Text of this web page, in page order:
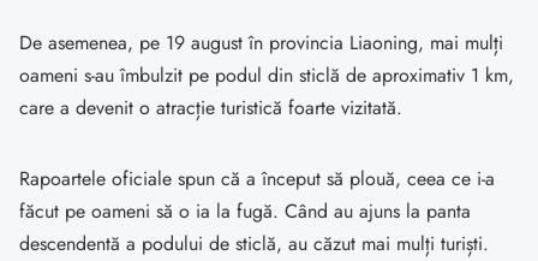
De asemenea, pe 19 august în provincia Liaoning, mai mulți
oameni s-au îmbulzit pe podul din sticlă de aproximativ 1 km,
care a devenit o atracție turistică foarte vizitată.
Rapoartele oficiale spun că a început să plouă, ceea ce i-a
făcut pe oameni să o ia la fugă. Când au ajuns la panta
descendentă a podului de sticlă, au căzut mai mulți turiști.